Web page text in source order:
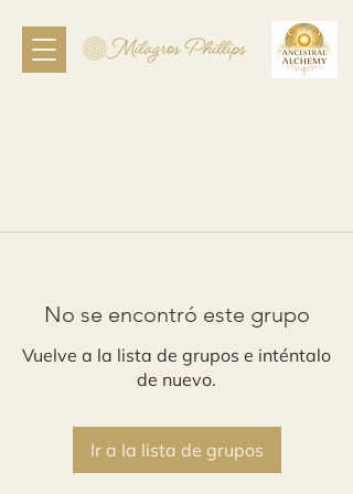
No se encontró este grupo
Vuelve a la lista de grupos e inténtalo
de nuevo.
Ir a la lista de grupos